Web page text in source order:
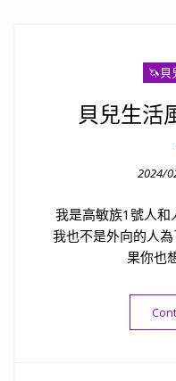
🦄️貝
貝兒生活
2024/
我是高敏族1號人和
我也不是外向的人
果你也